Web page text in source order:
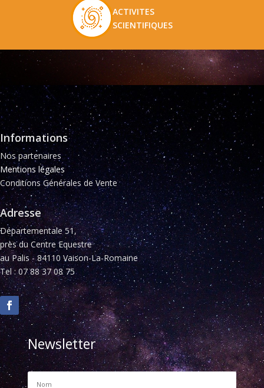
ACTIVITES
SCIENTIFIQUES
Informations
Nos partenaires
Mentions légales
Conditions Générales de Vente
Adresse
Départementale 51,
près du Centre Equestre
au Palis - 84110 Vaison-La-Romaine
Tel : 07 88 37 08 75
Newsletter